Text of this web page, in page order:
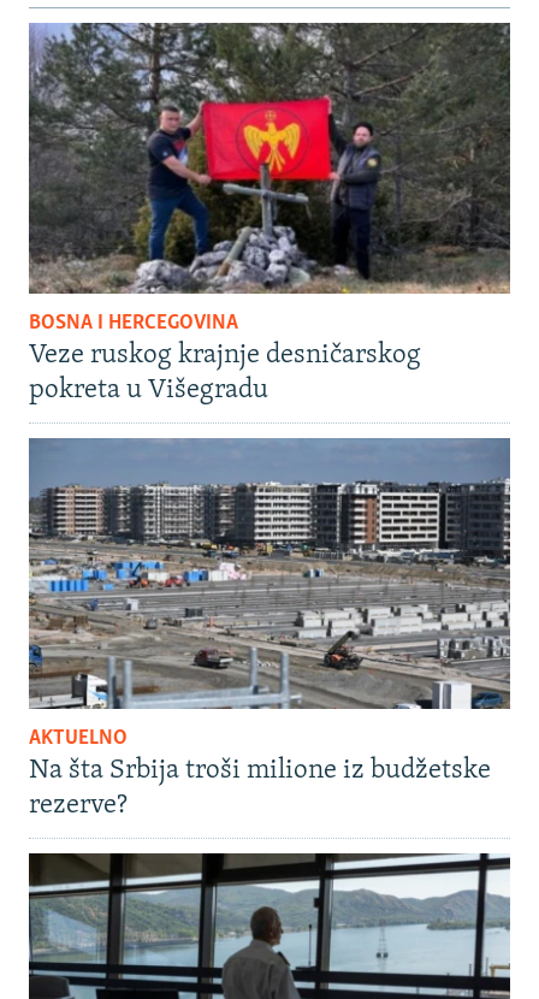
BOSNA I HERCEGOVINA
Veze ruskog krajnje desničarskog
pokreta u Višegradu
AKTUELNO
Na šta Srbija troši milione iz budžetske
rezerve?